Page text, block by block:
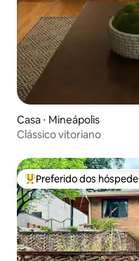
Casa ⋅ Mineápolis
Clássico vitoriano
Entre os melhores
Preferido dos